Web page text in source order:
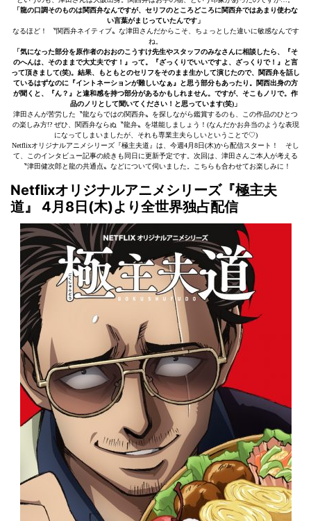
「龍の口調そのものは関西弁なんですが、セリフのところどころに関西弁ではあまり使わな
い言葉がまじっていたんです」
なるほど！ 〝関西弁ネイティブ〟な津田さんだからこそ、ちょっとした違いに敏感なんです
ね。
「気になった部分を原作者のおおのこうすけ先生やスタッフのみなさんに相談したら、『そ
のへんは、そのままで大丈夫です！』って。『ざっくりでいいですよ、ざっくりで！』と言
って頂きまして(笑)。結果、もともとのセリフをそのまま生かして演じたので、関西弁を話し
ているはずなのに『イントネーションが難しいなぁ』と思う部分もあったり。関西出身の方
が聞くと、『ん？』と違和感を持つ部分があるかもしれません。ですが、そこもノリで。作
品のノリとして聞いてください！と思っています(笑)」
津田さんが苦労した〝龍ならではの関西弁〟を探しながら鑑賞するのも、この作品のひとつ
の楽しみ方!? ぜひ、関西弁ならぬ〝龍弁〟を堪能しましょう！(なんだかお弁当のような表現
になってしまいましたが、それも専業主夫らしいということで♡)
Netflixオリジナルアニメシリーズ『極主夫道』は、今週4月8日(木)から配信スタート！ そし
て、このインタビュー記事の続きも同日に更新予定です。次回は、津田さんご本人が考える
〝津田健次郎と龍の共通点〟などについて伺いました。こちらも合わせてお楽しみに！
Netflixオリジナルアニメシリーズ『極主夫
道』 4月8日(木)より全世界独占配信